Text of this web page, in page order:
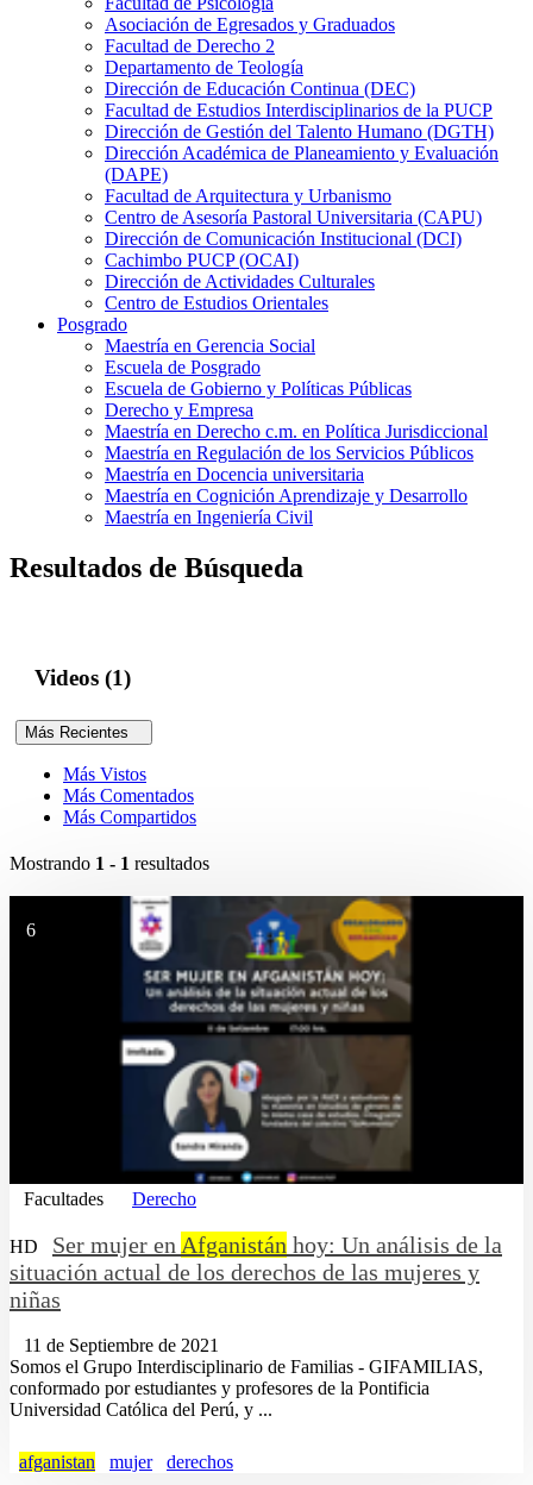
Asociación de Egresados y Graduados
Facultad de Derecho 2
Departamento de Teología
Dirección de Educación Continua (DEC)
Facultad de Estudios Interdisciplinarios de la PUCP
Dirección de Gestión del Talento Humano (DGTH)
Dirección Académica de Planeamiento y Evaluación
(DAPE)
Facultad de Arquitectura y Urbanismo
Centro de Asesoría Pastoral Universitaria (CAPU)
Dirección de Comunicación Institucional (DCI)
Cachimbo PUCP (OCAI)
Dirección de Actividades Culturales
Centro de Estudios Orientales
Posgrado
Maestría en Gerencia Social
Escuela de Posgrado
Escuela de Gobierno y Políticas Públicas
Derecho y Empresa
Maestría en Derecho c.m. en Política Jurisdiccional
Maestría en Regulación de los Servicios Públicos
Maestría en Docencia universitaria
Maestría en Cognición Aprendizaje y Desarrollo
Maestría en Ingeniería Civil
Resultados de Búsqueda
Videos (1)
Más Recientes
Más Vistos
Más Comentados
Más Compartidos
Mostrando 1 - 1 resultados
6
Facultades Derecho
HD Ser mujer en Afganistán hoy: Un análisis de la
situación actual de los derechos de las mujeres y
niñas
11 de Septiembre de 2021
Somos el Grupo Interdisciplinario de Familias - GIFAMILIAS,
conformado por estudiantes y profesores de la Pontificia
Universidad Católica del Perú, y ...
afganistan mujer derechos